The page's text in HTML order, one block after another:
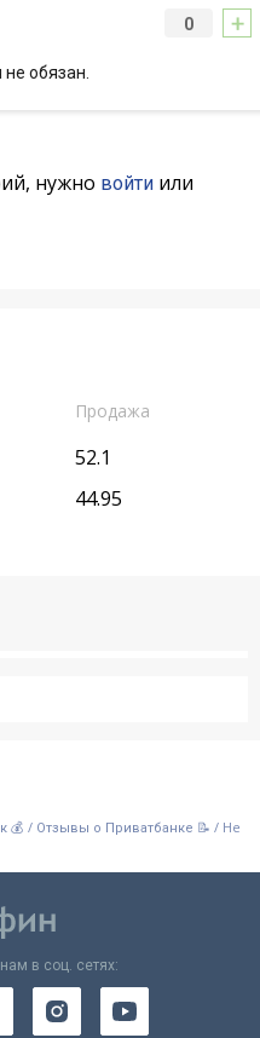
+
0
обязан.
нужно войти или
Продажа
52.1
44.95
💰 / Отзывы о Приватбанке 📝 / Не
в соц. сетях: